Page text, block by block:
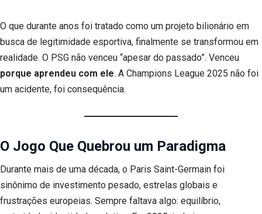
O que durante anos foi tratado como um projeto bilionário em
busca de legitimidade esportiva, finalmente se transformou em
realidade. O PSG não venceu “apesar do passado”. Venceu
porque aprendeu com ele. A Champions League 2025 não foi
um acidente, foi consequência.
O Jogo Que Quebrou um Paradigma
Durante mais de uma década, o Paris Saint-Germain foi
sinônimo de investimento pesado, estrelas globais e
frustrações europeias. Sempre faltava algo: equilíbrio,